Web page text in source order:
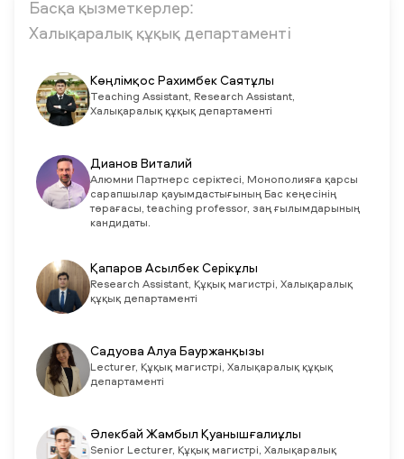
Басқа қызметкерлер:
Халықаралық құқық департаменті
Көңлімқос Рахимбек Саятұлы
Teaching Assistant, Research Assistant,
Халықаралық құқық департаменті
Дианов Виталий
Алюмни Партнерс серіктесі, Монополияға қарсы
сарапшылар қауымдастығының Бас кеңесінің
төрағасы, teaching professor, заң ғылымдарының
кандидаты.
Қапаров Асылбек Серікұлы
Research Assistant, Құқық магистрі, Халықаралық
құқық департаменті
Садуова Алуа Бауржанқызы
Lecturer, Құқық магистрі, Халықаралық құқық
департаменті
Әлекбай Жамбыл Қуанышғалиұлы
Senior Lecturer, Құқық магистрі, Халықаралық